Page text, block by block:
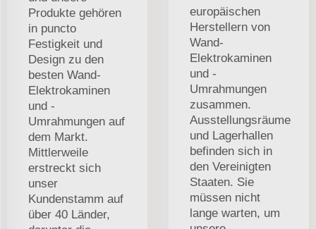
Produkte gehören
in puncto
Festigkeit und
Design zu den
besten Wand-
Elektrokaminen
und -
Umrahmungen auf
dem Markt.
Mittlerweile
erstreckt sich
unser
Kundenstamm auf
über 40 Länder,
europäischen
Herstellern von
Wand-
Elektrokaminen
und -
Umrahmungen
zusammen.
Ausstellungsräume
und Lagerhallen
befinden sich in
den Vereinigten
Staaten. Sie
müssen nicht
lange warten, um